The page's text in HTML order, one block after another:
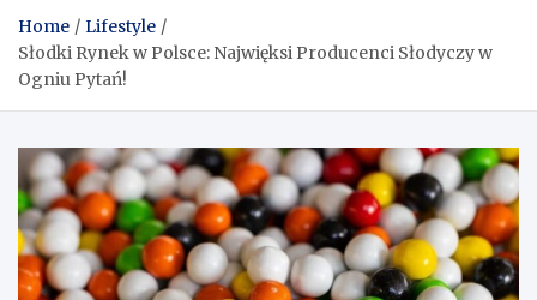
Home
Lifestyle
Słodki Rynek w Polsce: Najwięksi Producenci Słodyczy w
Ogniu Pytań!